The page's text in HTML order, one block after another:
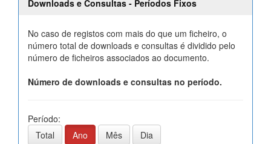
Downloads e Consultas - Períodos Fixos
No caso de registos com mais do que um ficheiro, o
número total de downloads e consultas é dividido pelo
número de ficheiros associados ao documento.
Número de downloads e consultas no período.
Período:
Total
Ano Mês Dia